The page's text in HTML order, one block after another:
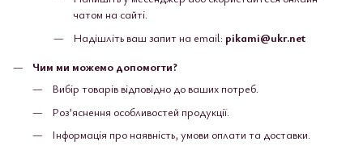
чатом на сайті.
Надішліть ваш запит на email: pikami@ukr.net
Чим ми можемо допомогти?
Вибір товарів відповідно до ваших потреб.
Роз’яснення особливостей продукції.
Інформація про наявність, умови оплати та доставки.